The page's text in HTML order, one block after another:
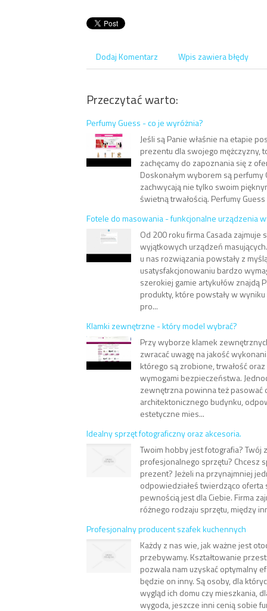
Dodaj Komentarz Wpis zawiera błędy
Przeczytać warto:
Perfumy Guess - co je wyróżnia?
Jeśli są Panie właśnie na etapie
prezentu dla swojego mężczyzny,
zachęcamy do zapoznania się z
Doskonałym wyborem są perfumy
zachwycają nie tylko swoim
świetną trwałością. Perfumy
Fotele do masowania - funkcjonalne urządzenia
Od 200 roku firma Casada
wyjątkowych urządzeń
u nas rozwiązania powstały z
usatysfakcjonowaniu bardzo
szerokiej gamie artykułów znajdą
produkty, które powstały w
pro...
Klamki zewnętrzne - który model wybrać?
Przy wyborze klamek
zwracać uwagę na jakość
którego są zrobione, trwałość
wymogami bezpieczeństwa.
zewnętrzna powinna też pasować
architektonicznego budynku,
estetyczne mies...
Idealny sprzęt fotograficzny oraz akcesoria.
Twoim hobby jest fotografia? Twój
profesjonalnego sprzętu? Chcesz
prezent? Jeżeli na przynajmniej
odpowiedziałeś twierdząco oferta
pewnością jest dla Ciebie. Firma
różnego rodzaju sprzętu, między
Profesjonalny producent szafek kuchennych
Każdy z nas wie, jak ważne jest
przebywamy. Kształtowanie
pozwala nam uzyskać optymalny
będzie on inny. Są osoby, dla
wygląd ich domu czy mieszkania,
wygoda, jeszcze inni cenią sobie